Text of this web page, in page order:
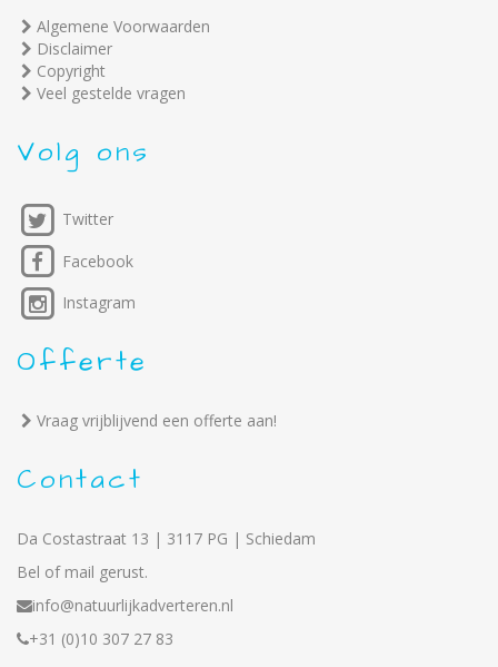
Algemene Voorwaarden
Disclaimer
Copyright
Veel gestelde vragen
Volg ons
Twitter
Facebook
Instagram
Offerte
Vraag vrijblijvend een offerte aan!
Contact
Da Costastraat 13 | 3117 PG | Schiedam
Bel of mail gerust.
info@natuurlijkadverteren.nl
+31 (0)10 307 27 83